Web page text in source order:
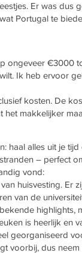
Er was dus
Portugal te
ongeveer €3000
Ik heb ervoor
kosten. De
het makkelijker
haal alles uit je
– perfect
vond:
huisvesting. Er
van de
highlights,
is heerlijk en
georganiseerd
voorbij, dus